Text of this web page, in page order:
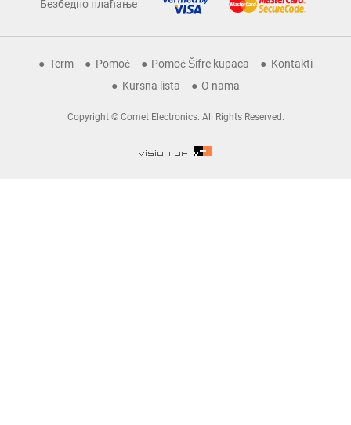
Безбедно плаћање
Term Pomoć Pomoć Šifre kupaca
Kontakti
Kursna lista
O nama
Copyright © Comet Electronics. All Rights Reserved.